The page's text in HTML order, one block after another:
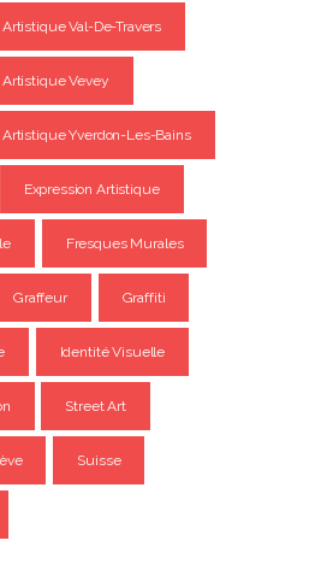
Val-De-Travers
Vevey
Yverdon-Les-Bains
Expression Artistique
Fresques Murales
Graffeur Graffiti
Identité Visuelle
Street Art
Suisse